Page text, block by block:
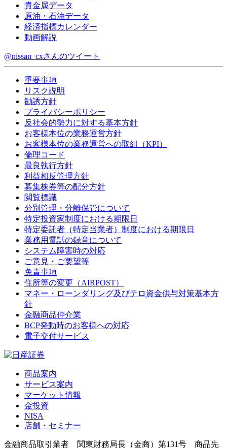
貴金属データ
原油・石油データ
経済指標カレンダー
動画解説
@nissan_cxさんのツイート
重要事項
リスク説明
勧誘方針
プライバシーポリシー
反社会的勢力に対する基本方針
お客様本位の業務運営方針
お客様本位の業務運営への取組（KPI）
倫理コード
最良執行方針
利益相反管理方針
募集株券等の配分方針
閲覧標識
分別管理・分離保管について
特定投資家制度における期限日
特定委託者（特定当業者）制度における期限日
業務用電話の録音について
システム障害時の対応
ご意見・ご要望等
免責事項
住所等の変更（AIRPOST）
マネー・ローンダリング及びテロ資金供与対策基本方
針
金融商品仲介業
BCP発動時のお客様への対応
電子交付サービス
商品案内
サービス案内
マーケット情報
金投資
NISA
店舗・セミナー
金融商品取引業者 関東財務局長（金商）第131号 商品先